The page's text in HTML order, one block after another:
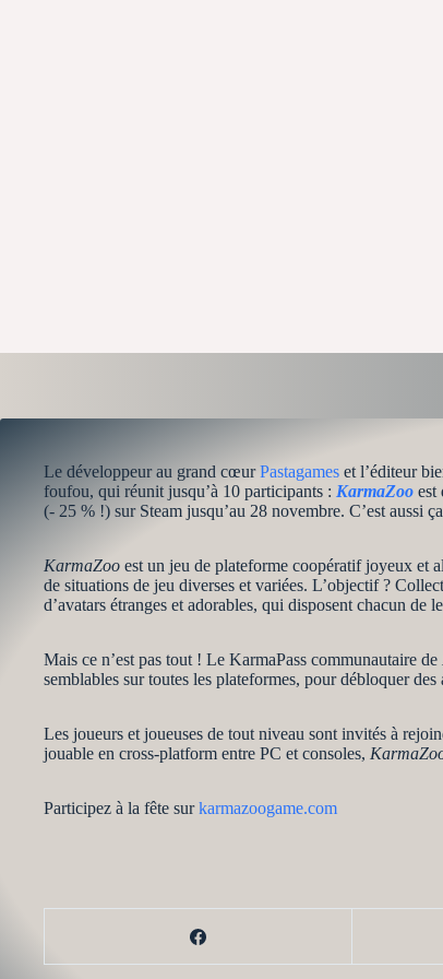
Le développeur au grand cœurPastagames et l’éditeur
foufou, qui réunit jusqu’à 10 participants : KarmaZoo est
(- 25 % !) sur Steam jusqu’au 28 novembre. C’est aussi
KarmaZoo est un jeu de plateforme coopératif joyeux et
de situations de jeu diverses et variées. L’objectif ?
d’avatars étranges et adorables, qui disposent chacun de
Mais ce n’est pas tout ! Le KarmaPass communautaire de
semblables sur toutes les plateformes, pour débloquer
Les joueurs et joueuses de tout niveau sont invités à
jouable en cross-platform entre PC et consoles,
Participez à la fête surkarmazoogame.com